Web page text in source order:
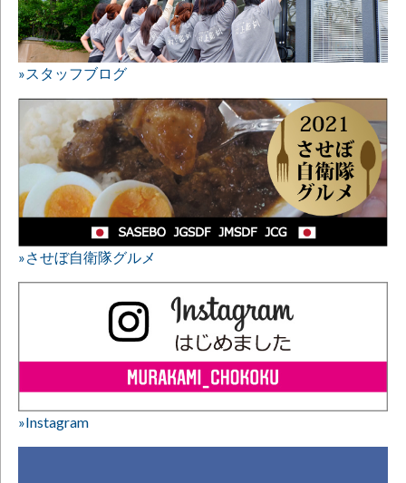
»スタッフブログ
»させぼ自衛隊グルメ
»Instagram